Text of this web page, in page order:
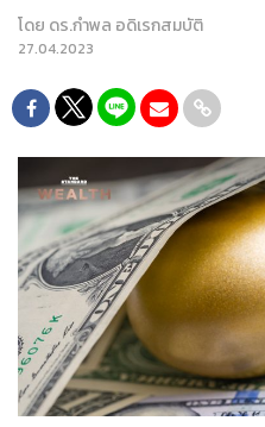
โดย ดร.กำพล อดิเรกสมบัติ
27.04.2023